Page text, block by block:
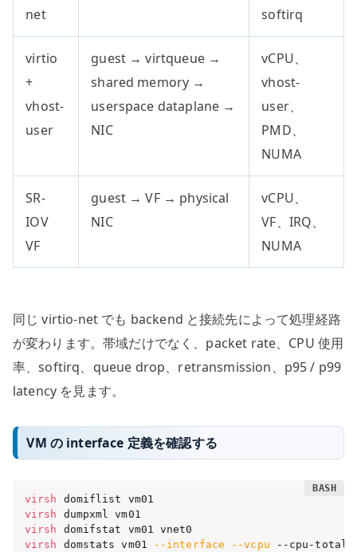
net
softirq
virtio
+
vhost-
user
guest → virtqueue →
shared memory →
userspace dataplane →
NIC
vCPU、
vhost-
user、
PMD、
NUMA
SR-
IOV
VF
guest → VF → physical
NIC
vCPU、
VF、IRQ、
NUMA
同じ virtio-net でも backend と接続先によって処理経路
が変わります。帯域だけでなく、packet rate、CPU 使用
率、softirq、queue drop、retransmission、p95 / p99
latency を見ます。
VM の interface 定義を確認する
virsh
virsh
virsh
virsh domstats vm01 --interface --vcpu